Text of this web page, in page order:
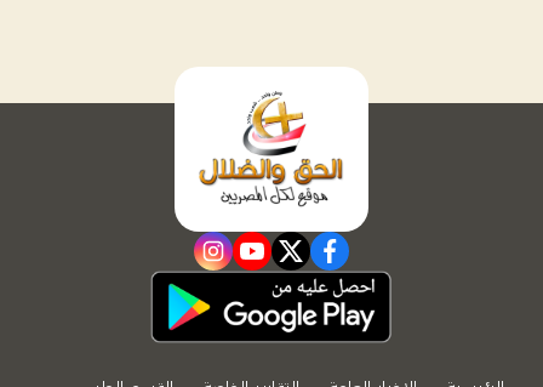
facebook
twitter
youtube
instagram